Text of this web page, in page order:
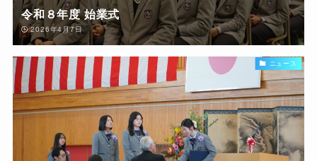
令和８年度 始業式
2026年4月7日
ニュース